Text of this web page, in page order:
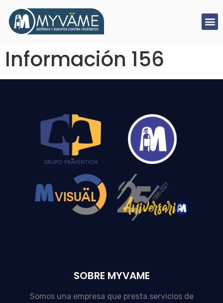
Información 156
SOBRE MYVAME
Somos una empresa que presta servicios de